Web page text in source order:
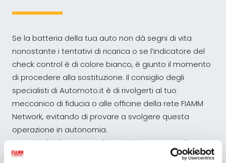
Se la batteria della tua auto non dà segni di vita
nonostante i tentativi di ricarica o se l’indicatore del
check control è di colore bianco, è giunto il momento
di procedere alla sostituzione. Il consiglio degli
specialisti di Automoto.it è di rivolgerti al tuo
meccanico di fiducia o alle officine della rete FIAMM
Network, evitando di provare a svolgere questa
operazione in autonomia.
Scopri nel video per quali motivi è importante far
sostituire la batteria della tua auto da un